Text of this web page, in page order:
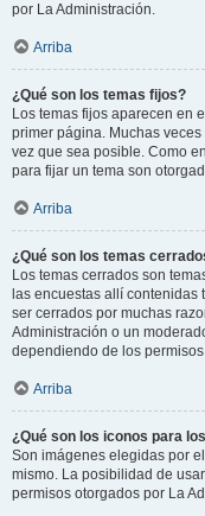
por La Administración.
Arriba
¿Qué son los temas fijos?
Los temas fijos aparecen en
primer página. Muchas
vez que sea posible. Como
para fijar un tema son
Arriba
¿Qué son los temas
Los temas cerrados son
las encuestas allí
ser cerrados por muchas
Administración o un
dependiendo de los
Arriba
¿Qué son los iconos para
Son imágenes elegidas por
mismo. La posibilidad de
permisos otorgados por La